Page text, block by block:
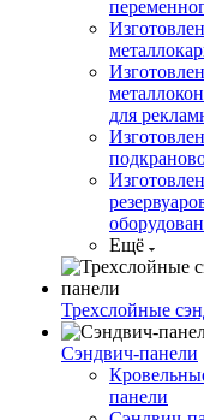
для
Ещё
Трехслойные
Сэндвич-панели
панели